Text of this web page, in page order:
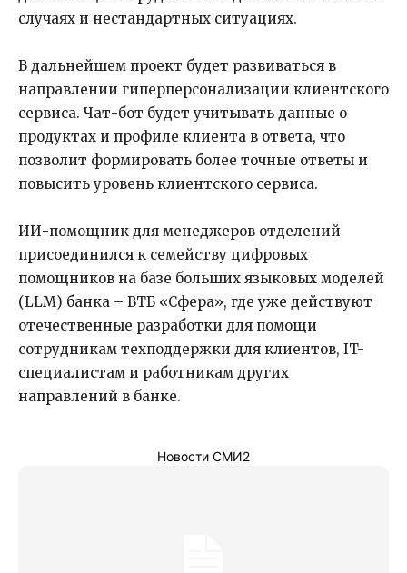
случаях и нестандартных ситуациях.
В дальнейшем проект будет развиваться в
направлении гиперперсонализации клиентского
сервиса. Чат-бот будет учитывать данные о
продуктах и профиле клиента в ответа, что
позволит формировать более точные ответы и
повысить уровень клиентского сервиса.
ИИ-помощник для менеджеров отделений
присоединился к семейству цифровых
помощников на базе больших языковых моделей
(LLM) банка – ВТБ «Сфера», где уже действуют
отечественные разработки для помощи
сотрудникам техподдержки для клиентов, IT-
специалистам и работникам других
направлений в банке.
Новости СМИ2